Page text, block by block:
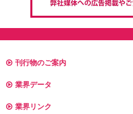
刊行物のご案内
業界データ
業界リンク